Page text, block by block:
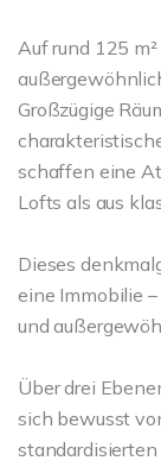
Auf rund 125
Großzügige
schaffen eine
Lofts als aus
Dieses
eine Immobilie
und
Über drei
sich bewusst